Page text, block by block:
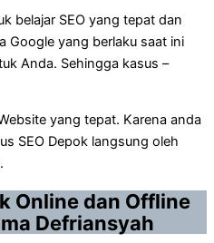
belajar SEO yang tepat dan
Google yang berlaku saat ini
Anda. Sehingga kasus –
yang tepat. Karena anda
SEO Depok langsung oleh
Online dan Offline
Defriansyah